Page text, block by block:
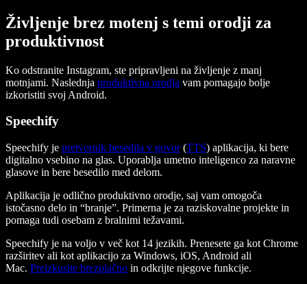
Življenje brez motenj s temi orodji za
produktivnost
Ko odstranite Instagram, ste pripravljeni na življenje z manj
motnjami. Naslednja produktivna orodja vam pomagajo bolje
izkoristiti svoj Android.
Speechify
Speechify je pretvornik besedila v govor(TTS) aplikacija, ki bere
digitalno vsebino na glas. Uporablja umetno inteligenco za naravne
glasove in bere besedilo med delom.
Aplikacija je odlično produktivno orodje, saj vam omogoča
istočasno delo in “branje”. Primerna je za raziskovalne projekte in
pomaga tudi osebam z bralnimi težavami.
Speechify je na voljo v več kot 14 jezikih. Prenesete ga kot Chrome
razširitev ali kot aplikacijo za Windows, iOS, Android ali
Mac. Preizkusite brezplačno in odkrijte njegove funkcije.